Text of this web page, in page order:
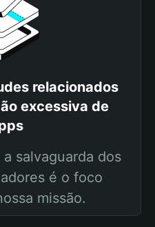
relacionados
excessiva de
salvaguarda dos
é o foco
missão.